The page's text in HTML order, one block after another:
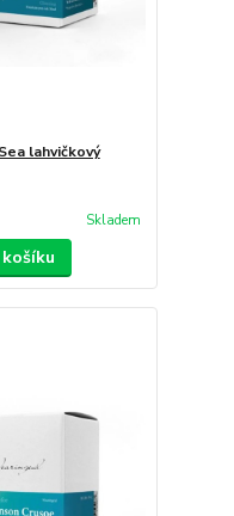
lahvičkový
Skladem